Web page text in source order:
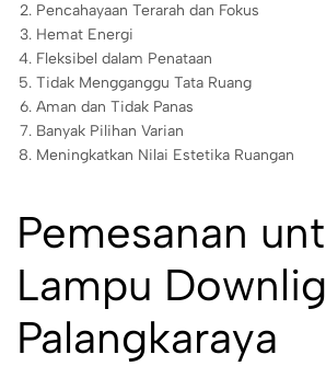
Pencahayaan Terarah dan Fokus
Hemat Energi
Fleksibel dalam Penataan
Tidak Mengganggu Tata Ruang
Aman dan Tidak Panas
Banyak Pilihan Varian
Meningkatkan Nilai Estetika Ruangan
Pemesanan
Lampu
Palangkaraya